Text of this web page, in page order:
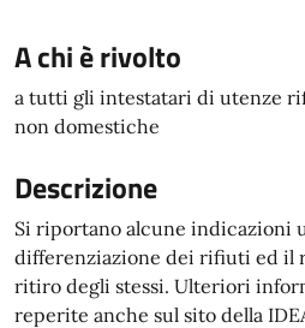
A chi è rivolto
a tutti gli intestatari di utenze
non domestiche
Descrizione
Si riportano alcune indicazioni
differenziazione dei rifiuti ed il
ritiro degli stessi. Ulteriori
reperite anche sul sito della